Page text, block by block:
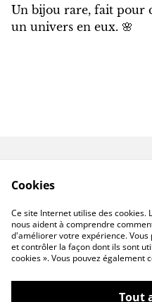
Un bijou rare, fait pour
un univers en eux. 🌸
Cookies
Ce site Internet utilise des cookies.
nous aident à comprendre
d'améliorer votre expérience. Vous
et contrôler la façon dont ils sont
cookies ». Vous pouvez également
Tout